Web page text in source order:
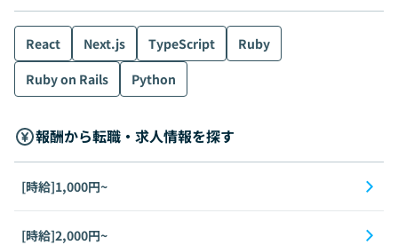
React Next.js TypeScript
Ruby
Ruby on Rails
Python
報酬から転職・求人情報を探す
[時給]1,000円~
[時給]2,000円~